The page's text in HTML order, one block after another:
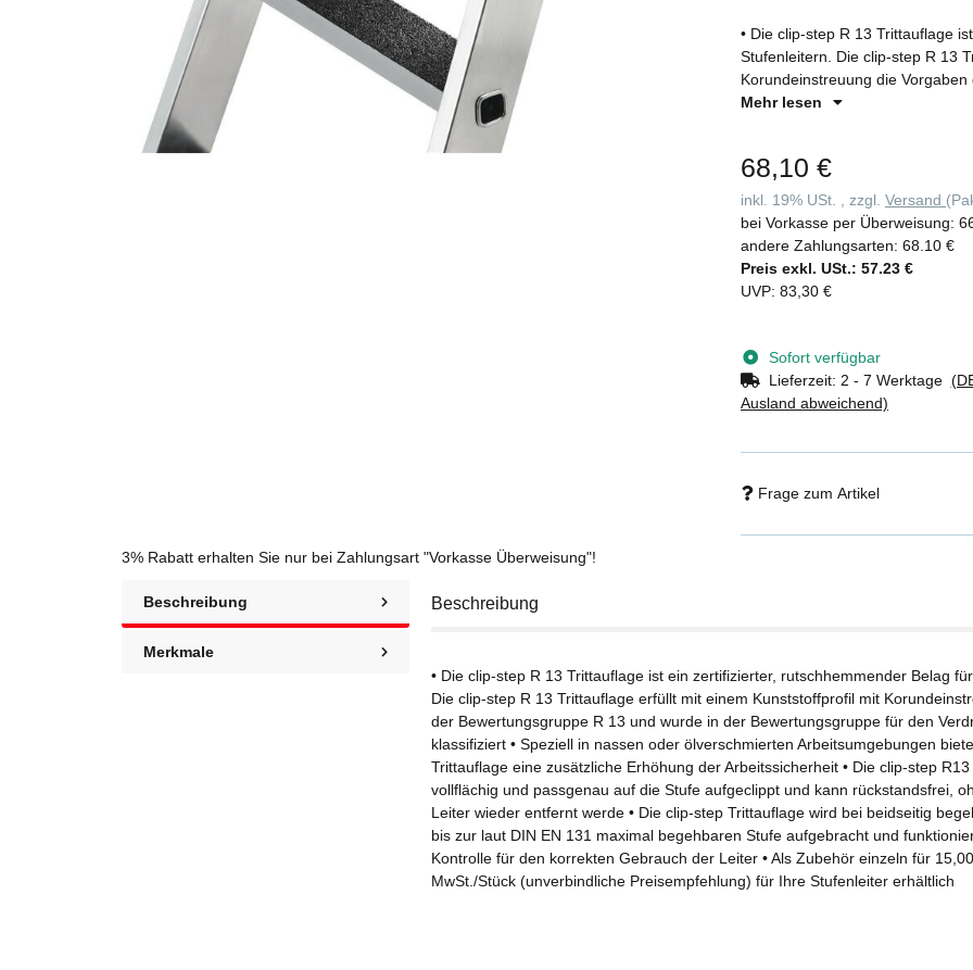
• Die clip-step R 13 Trittauflage
Stufenleitern. Die clip-step R 13
Korundeinstreuung die
Bewertungsgruppe für den
zusätzliche Erhöhung der
vollflächig und passgenau auf
Beschädigung der Leiter wieder
beidseitig begehbaren
Stufe aufgebracht und
Gebrauch der Leiter • Als
(unverbindliche
Mehr lesen
68,10 €
inkl. 19% USt. , zzgl. Versand
bei Vorkasse per Überweisung:
andere Zahlungsarten: 68.10 €
Preis exkl. USt.: 57.23 €
UVP: 83,30 €
Sofort verfügbar
Lieferzeit: 2 - 7 Werktage
Ausland abweichend)
Frage zum Artikel
3% Rabatt erhalten Sie nur bei Zahlungsart "Vorkasse Überweisung"!
Beschreibung
Merkmale
Beschreibung
• Die clip-step R 13 Trittauflage ist ein zertifizierter, rutschhemmender Belag
Die clip-step R 13 Trittauflage erfüllt mit einem Kunststoffprofil mit
der Bewertungsgruppe R 13 und wurde in der Bewertungsgruppe für den
klassifiziert • Speziell in nassen oder ölverschmierten Arbeitsumgebungen
Trittauflage eine zusätzliche Erhöhung der Arbeitssicherheit • Die clip-step
vollflächig und passgenau auf die Stufe aufgeclippt und kann rückstandsfrei,
Leiter wieder entfernt werde • Die clip-step Trittauflage wird bei beidseitig
bis zur laut DIN EN 131 maximal begehbaren Stufe aufgebracht und
Kontrolle für den korrekten Gebrauch der Leiter • Als Zubehör einzeln für
MwSt./Stück (unverbindliche Preisempfehlung) für Ihre Stufenleiter erhältlich